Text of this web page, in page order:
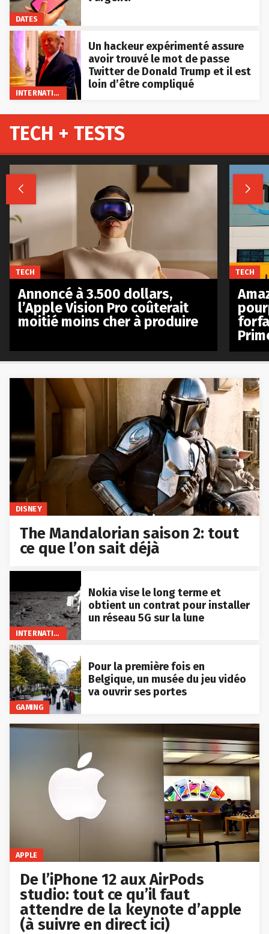
DATES
INTERNATIONAL
Un hackeur expérimenté assure
avoir trouvé le mot de passe
Twitter de Donald Trump et il est
loin d’être compliqué
DISNEY
The Mandalorian saison 2: tout
ce que l’on sait déjà
INTERNATIONAL
Nokia vise le long terme et
obtient un contrat pour installer
un réseau 5G sur la lune
GAMING
Pour la première fois en
Belgique, un musée du jeu vidéo
va ouvrir ses portes
APPLE
De l’iPhone 12 aux AirPods
studio: tout ce qu’il faut
attendre de la keynote d’apple
(à suivre en direct ici)
TECH + TESTS
 
TECH
Annoncé à 3.500 dollars,
l’Apple Vision Pro coûterait
moitié moins cher à produire
TECH